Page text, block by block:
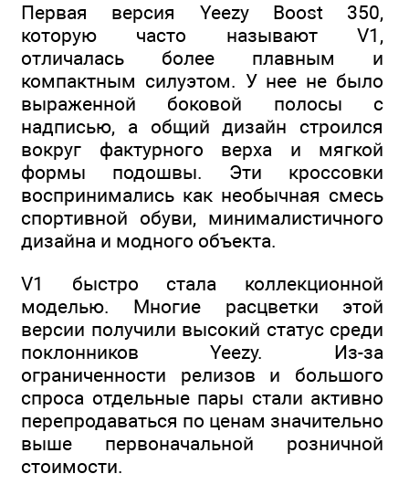
Первая версия Yeezy Boost 350,
которую часто называют V1,
отличалась более плавным и
компактным силуэтом. У нее не было
выраженной боковой полосы с
надписью, а общий дизайн строился
вокруг фактурного верха и мягкой
формы подошвы. Эти кроссовки
воспринимались как необычная смесь
спортивной обуви, минималистичного
дизайна и модного объекта.
V1 быстро стала коллекционной
моделью. Многие расцветки этой
версии получили высокий статус среди
поклонников Yeezy. Из-за
ограниченности релизов и большого
спроса отдельные пары стали активно
перепродаваться по ценам значительно
выше первоначальной розничной
стоимости.